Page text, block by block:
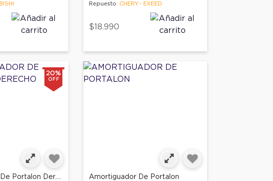
Repuesto: CHERY - EXEED
$18.990
20%
OFF
Amortiguador De Portalon Derecho Amortiguador De Portalon